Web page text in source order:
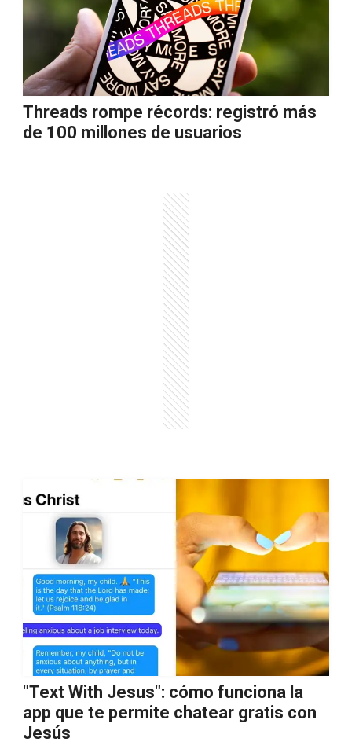
Threads rompe récords: registró más
de 100 millones de usuarios
"Text With Jesus": cómo funciona la
app que te permite chatear gratis con
Jesús